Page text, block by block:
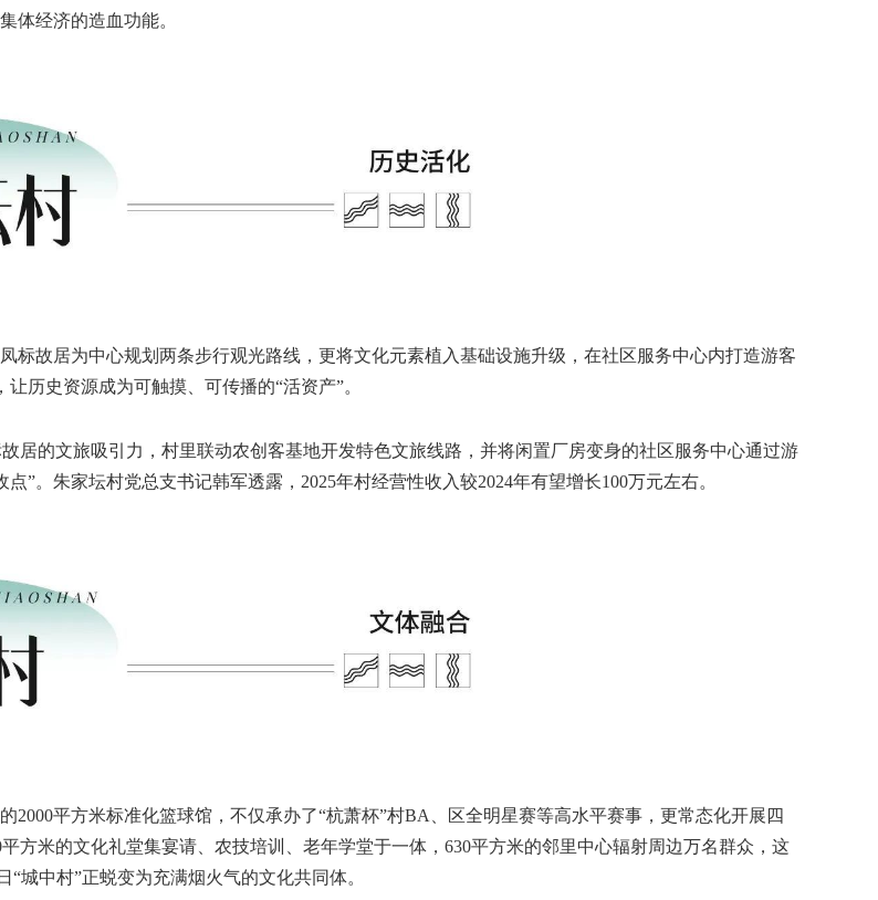
体经济的造血功能。
故居为中心规划两条步行观光路线，更将文化元素植入基础设施升级，在社区服务中心内打造游客
历史资源成为可触摸、可传播的“活资产”。
的文旅吸引力，村里联动农创客基地开发特色文旅线路，并将闲置厂房变身的社区服务中心通过游
”。朱家坛村党总支书记韩军透露，2025年村经营性收入较2024年有望增长100万元左右。
平方米标准化篮球馆，不仅承办了“杭萧杯”村BA、区全明星赛等高水平赛事，更常态化开展四
方米的文化礼堂集宴请、农技培训、老年学堂于一体，630平方米的邻里中心辐射周边万名群众，这
城中村”正蜕变为充满烟火气的文化共同体。